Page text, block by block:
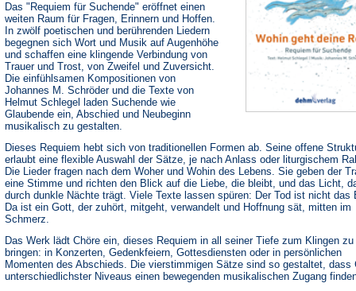
Das "Requiem für Suchende" eröffnet einen
weiten Raum für Fragen, Erinnern und Hoffen.
In zwölf poetischen und berührenden Liedern
begegnen sich Wort und Musik auf Augenhöhe
und schaffen eine klingende Verbindung von
Trauer und Trost, von Zweifel und Zuversicht.
Die einfühlsamen Kompositionen von
Johannes M. Schröder und die Texte von
Helmut Schlegel laden Suchende wie
Glaubende ein, Abschied und Neubeginn
musikalisch zu gestalten.
Dieses Requiem hebt sich von traditionellen Formen ab. Seine offene
erlaubt eine flexible Auswahl der Sätze, je nach Anlass oder liturgischem
Die Lieder fragen nach dem Woher und Wohin des Lebens. Sie geben der
eine Stimme und richten den Blick auf die Liebe, die bleibt, und das Licht,
durch dunkle Nächte trägt. Viele Texte lassen spüren: Der Tod ist nicht das
Da ist ein Gott, der zuhört, mitgeht, verwandelt und Hoffnung sät, mitten im
Schmerz.
Das Werk lädt Chöre ein, dieses Requiem in all seiner Tiefe zum Klingen zu
bringen: in Konzerten, Gedenkfeiern, Gottesdiensten oder in persönlichen
Momenten des Abschieds. Die vierstimmigen Sätze sind so gestaltet, dass
unterschiedlichster Niveaus einen bewegenden musikalischen Zugang